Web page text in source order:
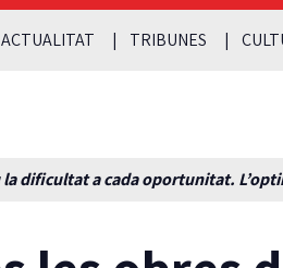
ACTUALITAT TRIBUNES
la dificultat a cada oportunitat.